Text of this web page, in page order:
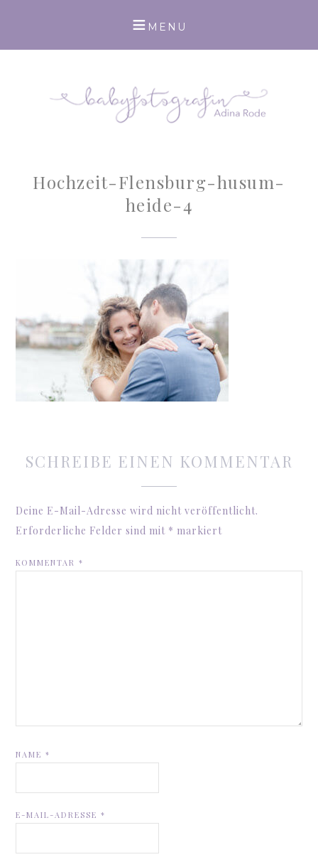
Hochzeit-Flensburg-husum-
heide-4
SCHREIBE EINEN KOMMENTAR
Deine E-Mail-Adresse wird nicht veröffentlicht.
Erforderliche Felder sind mit * markiert
KOMMENTAR*
NAME*
E-MAIL-ADRESSE*